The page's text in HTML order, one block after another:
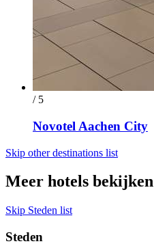
/ 5
Novotel Aachen City
Skip other destinations list
Meer hotels bekijken
Skip Steden list
Steden